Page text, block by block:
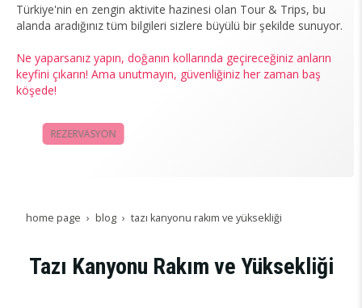
Türkiye'nin en zengin aktivite hazinesi olan Tour & Trips, bu
alanda aradığınız tüm bilgileri sizlere büyülü bir şekilde sunuyor.
Ne yaparsanız yapın, doğanın kollarında geçireceğiniz anların
keyfini çıkarın! Ama unutmayın, güvenliğiniz her zaman baş
köşede!
REZERVASYON
home page blog tazı kanyonu rakım ve yüksekliği
Tazı Kanyonu Rakım ve Yüksekliği